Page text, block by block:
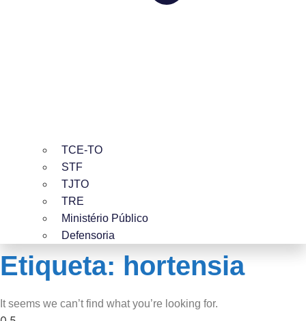
TCE-TO
STF
TJTO
TRE
Ministério Público
Defensoria
Etiqueta: hortensia
It seems we can’t find what you’re looking for.